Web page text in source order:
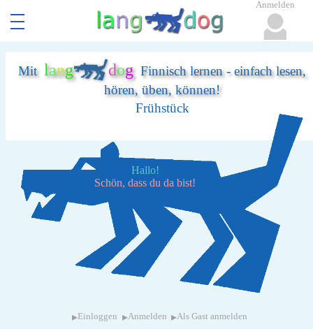
Mit lang dogFinnisch lernen - einfach lesen,
hören, üben, können!
Frühstück
Hallo!
Schön, dass du da bist!
▸ Einloggen ▸Anmelden ▸Als Gast anmelden
Anmelden